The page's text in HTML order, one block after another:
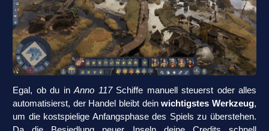
Egal, ob du inAnno 117Schiffe manuell steuerst oder alles
automatisierst, der Handel bleibt deinwichtigstes Werkzeug,
um die kostspielige Anfangsphase des Spiels zu überstehen.